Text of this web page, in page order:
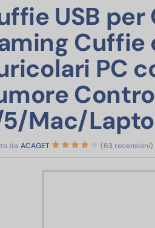
USB per
Cuffie
PC
Mac/
da ACAGET (63 recensioni)